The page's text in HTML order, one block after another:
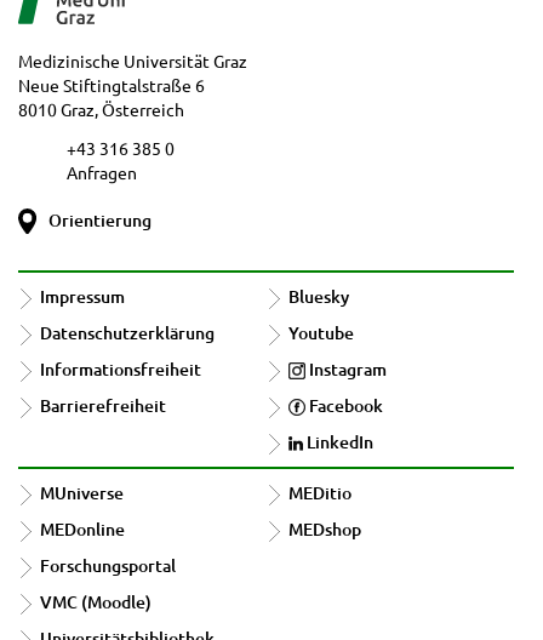
Medizinische Universität Graz
Neue Stiftingtalstraße 6
8010 Graz, Österreich
+43 316 385 0
Anfragen
Orientierung
Impressum
Datenschutzerklärung
Informationsfreiheit
Barrierefreiheit
Bluesky
Youtube
Instagram
Facebook
LinkedIn
MUniverse
MEDonline
Forschungsportal
VMC (Moodle)
MEDitio
MEDshop